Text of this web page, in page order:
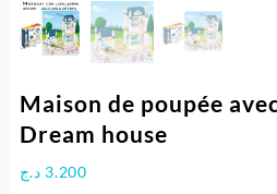
Maison de poupée
Dream house
3.200 د.ج